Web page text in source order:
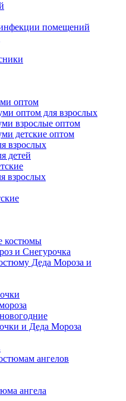
помещений
оптом
оптом для взрослых
взрослые оптом
детские оптом
взрослых
детей
взрослых
костюмы
и Снегурочка
Деда Мороза и
и Деда Мороза
ангелов
ангела